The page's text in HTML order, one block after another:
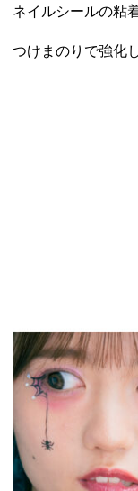
ネイルシールの粘
つけまのりで強化